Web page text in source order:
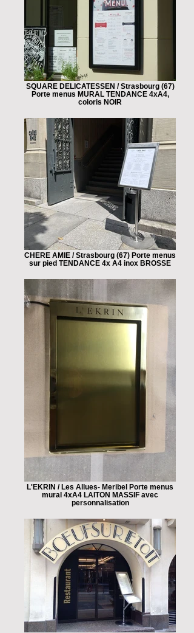
SQUARE DELICATESSEN / Strasbourg (67)
Porte menus MURAL TENDANCE 4xA4,
coloris NOIR
CHERE AMIE / Strasbourg (67) Porte menus
sur pied TENDANCE 4x A4 inox BROSSE
L'EKRIN / Les Allues- Meribel Porte menus
mural 4xA4 LAITON MASSIF avec
personnalisation